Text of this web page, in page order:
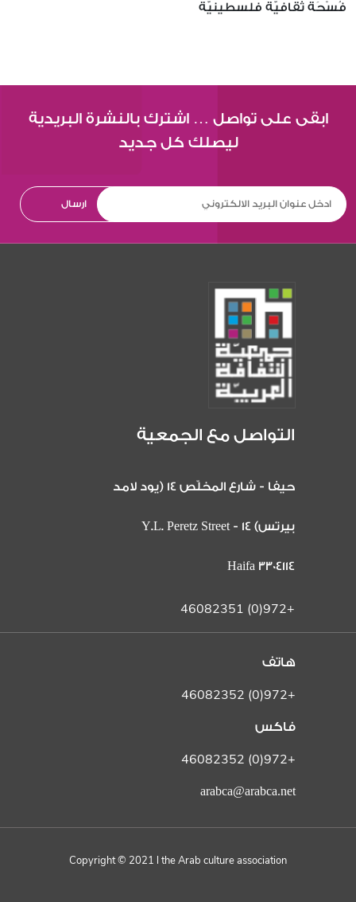
فُسْحَة ثقافيّة فلسطينيّة
ابقى على تواصل … اشترك بالنشرة البريدية
ليصلك كل جديد
التواصل مع الجمعية
حيفا - شارع المخلّص 14 (يود لامد
بيرتس) 14 Y.L. Peretz Street -
Haifa 3304114
+972(0) 46082351
هاتف
+972(0) 46082352
فاكس
+972(0) 46082352
arabca@arabca.net
Copyright © 2021 l the Arab culture association